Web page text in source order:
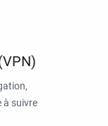
à suivre